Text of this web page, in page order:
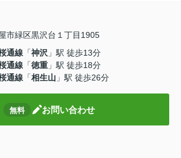
市緑区黒沢台１丁目1905
通線 「神沢 」駅 徒歩13分
通線 「徳重 」駅 徒歩18分
通線 「相生山 」駅 徒歩26分
無料 お問い合わせ